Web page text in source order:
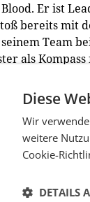
Er ist
bereits mit
Team
als
und
bedarf des
gefordert.
zu
Diese
Wir
weitere
Cookie-
DETAILS